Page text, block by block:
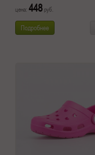
цена: 448 руб.
Подробнее